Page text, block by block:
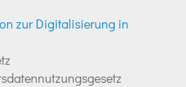
zur Digitalisierung in